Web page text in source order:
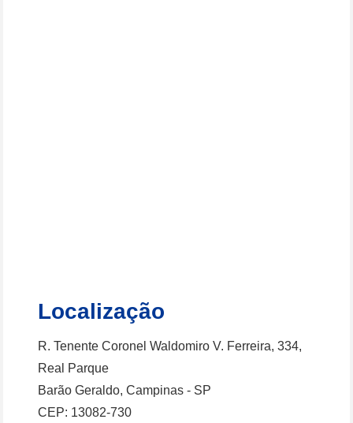
Localização
R. Tenente Coronel Waldomiro V. Ferreira, 334,
Real Parque
Barão Geraldo, Campinas - SP
CEP: 13082-730